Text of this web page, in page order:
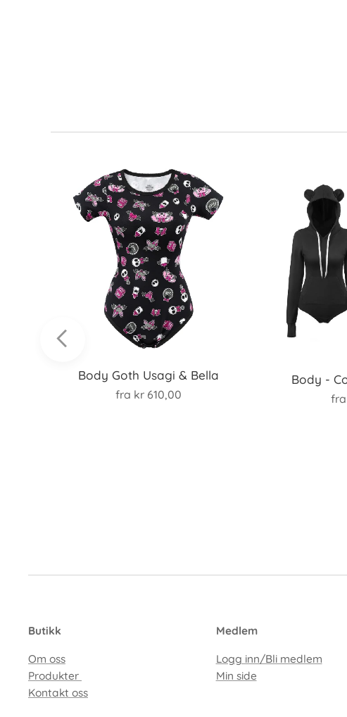
Body Goth Usagi & Bella
fra kr 610,00
Body -
fra
Butikk
Om oss
Produkter
Kontakt oss
Medlem
Logg inn/Bli medlem
Min side